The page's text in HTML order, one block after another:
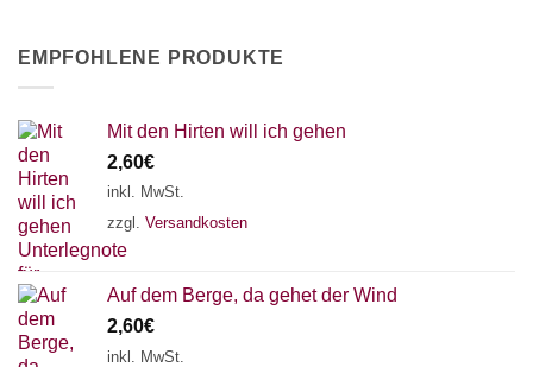
EMPFOHLENE PRODUKTE
Mit den Hirten will ich gehen
2,60€
inkl. MwSt.
zzgl. Versandkosten
Auf dem Berge, da gehet der Wind
2,60€
inkl. MwSt.